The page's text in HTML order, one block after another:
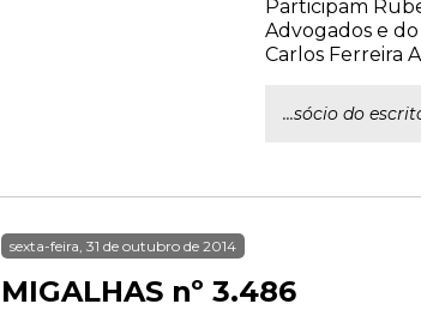
Participam
Advogados e
Carlos Ferreira
...sócio do
sexta-feira, 31 de outubro de 2014
MIGALHAS nº 3.486